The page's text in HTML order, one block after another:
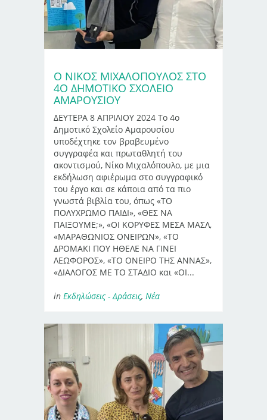
Ο ΝΊΚΟΣ ΜΙΧΑΛΌΠΟΥΛΟΣ ΣΤΟ
4Ο ΔΗΜΟΤΙΚΌ ΣΧΟΛΕΊΟ
ΑΜΑΡΟΥΣΊΟΥ
ΔΕΥΤΕΡΑ 8 ΑΠΡΙΛΙΟΥ 2024 Το 4ο
Δημοτικό Σχολείο Αμαρουσίου
υποδέχτηκε τον βραβευμένο
συγγραφέα και πρωταθλητή του
ακοντισμού, Νίκο Μιχαλόπουλο, με μια
εκδήλωση αφιέρωμα στο συγγραφικό
του έργο και σε κάποια από τα πιο
γνωστά βιβλία του, όπως «ΤΟ
ΠΟΛΥΧΡΩΜΟ ΠΑΙΔΙ», «ΘΕΣ ΝΑ
ΠΑΙΞΟΥΜΕ;», «ΟΙ ΚΟΡΥΦΕΣ ΜΕΣΑ ΜΑΣΛ,
«ΜΑΡΑΘΩΝΙΟΣ ΟΝΕΙΡΩΝ», «ΤΟ
ΔΡΟΜΑΚΙ ΠΟΥ ΗΘΕΛΕ ΝΑ ΓΙΝΕΙ
ΛΕΩΦΟΡΟΣ», «ΤΟ ΟΝΕΙΡΟ ΤΗΣ ΑΝΝΑΣ»,
«ΔΙΑΛΟΓΟΣ ΜΕ ΤΟ ΣΤΑΔΙΟ και «ΟΙ...
in Εκδηλώσεις - Δράσεις, Νέα